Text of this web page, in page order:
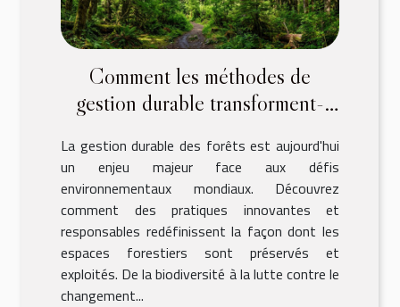
Comment les méthodes de
gestion durable transforment-
La gestion durable des forêts est aujourd'hui
un enjeu majeur face aux défis
environnementaux mondiaux. Découvrez
comment des pratiques innovantes et
responsables redéfinissent la façon dont les
espaces forestiers sont préservés et
exploités. De la biodiversité à la lutte contre le
changement...